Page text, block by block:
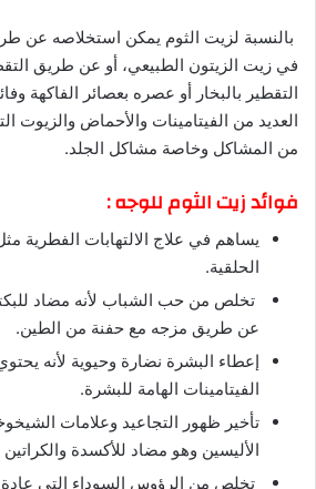
بالنسبة لزيت الثوم يمكن استخلاصه عن
في زيت الزيتون الطبيعي، أو عن طريق
التقطير بالبخار أو عصره بعصائر الفاكهة
العديد من الفيتامينات والأحماض والزيوت
من المشاكل وخاصة مشاكل الجلد.
فوائد زيت الثوم للوجه :
يساهم في علاج الالتهابات الفطرية
الحلقية.
تخلص من حب الشباب لأنه مضاد
عن طريق مزجه مع حفنة من الطين.
إعطاء البشرة نضارة وحيوية لأنه
الفيتامينات الهامة للبشرة.
تأخير ظهور التجاعيد وعلامات
الأليسين وهو مضاد للأكسدة والكراتين
تخلص من الرؤوس السوداء التي